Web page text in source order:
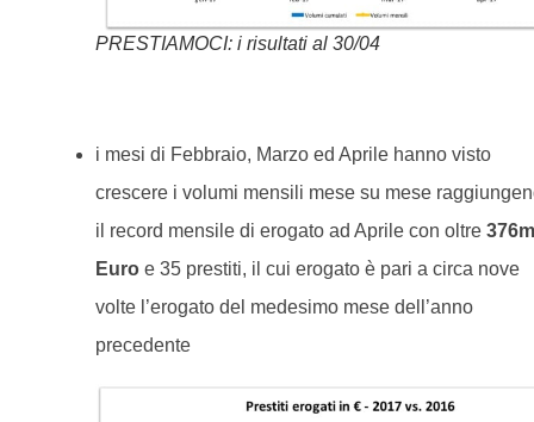
PRESTIAMOCI: i risultati al 30/04
i mesi di Febbraio, Marzo ed Aprile hanno visto
crescere i volumi mensili mese su mese
il record mensile di erogato ad Aprile con oltre
Euro e 35 prestiti, il cui erogato è pari a circa nove
volte l’erogato del medesimo mese dell’anno
precedente